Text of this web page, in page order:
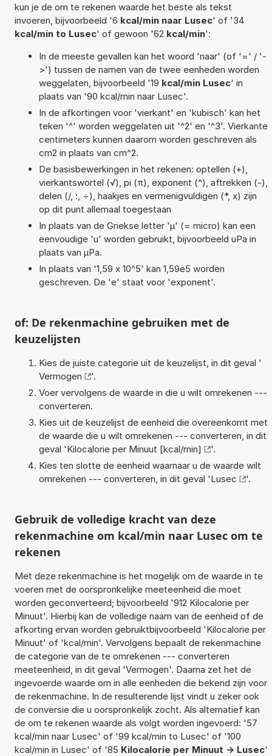
kun je de om te rekenen waarde het beste als tekst
invoeren, bijvoorbeeld '6 kcal/min naar Lusec' of '34
kcal/min to Lusec' of gewoon '62 kcal/min':
In de meeste gevallen kan het woord 'naar' (of '=' / '-
>') tussen de namen van de twee eenheden worden
weggelaten, bijvoorbeeld '19 kcal/min Lusec' in
plaats van '90 kcal/min naar Lusec'.
In de afkortingen voor 'vierkant' en 'kubisch' kan het
teken '^' worden weggelaten uit '^2' en '^3'. Vierkante
centimeters kunnen daarom worden geschreven als
cm2 in plaats van cm^2.
De basisbewerkingen in het rekenen: optellen (+),
vierkantswortel (√), pi (π), exponent (^), aftrekken (-),
delen (/, :, ÷), haakjes en vermenigvuldigen (*, x) zijn
op dit punt allemaal toegestaan
In plaats van de Griekse letter 'µ' (= micro) kan een
eenvoudige 'u' worden gebruikt, bijvoorbeeld uPa in
plaats van µPa.
In plaats van '1,59 x 10^5' kan 1,59e5 worden
geschreven. De 'e' staat voor 'exponent'.
of: De rekenmachine gebruiken met de
keuzelijsten
Kies de juiste categorie uit de keuzelijst, in dit geval '
Vermogen
'.
Voer vervolgens de waarde in die u wilt omrekenen ---
converteren.
Kies uit de keuzelijst de eenheid die overeenkomt met
de waarde die u wilt omrekenen --- converteren, in dit
geval 'Kilocalorie per Minuut [kcal/min]
'.
Kies ten slotte de eenheid waarnaar u de waarde wilt
omrekenen --- converteren, in dit geval 'Lusec '.
Gebruik de volledige kracht van deze
rekenmachine om kcal/min naar Lusec om te
rekenen
Met deze rekenmachine is het mogelijk om de waarde in te
voeren met de oorspronkelijke meeteenheid die moet
worden geconverteerd; bijvoorbeeld '912 Kilocalorie per
Minuut'. Hierbij kan de volledige naam van de eenheid of de
afkorting ervan worden gebruiktbijvoorbeeld 'Kilocalorie per
Minuut' of 'kcal/min'. Vervolgens bepaalt de rekenmachine
de categorie van de te omrekenen --- converteren
meeteenheid, in dit geval 'Vermogen'. Daarna zet het de
ingevoerde waarde om in alle eenheden die bekend zijn voor
de rekenmachine. In de resulterende lijst vindt u zeker ook
de conversie die u oorspronkelijk zocht. Als alternatief kan
de om te rekenen waarde als volgt worden ingevoerd: '57
kcal/min naar Lusec' of '99 kcal/min to Lusec' of '100
kcal/min in Lusec' of '85 Kilocalorie per Minuut -> Lusec'